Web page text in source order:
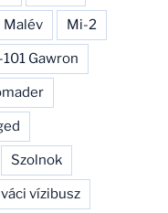
Malév Mi-2
101 Gawron
Szolnok
váci vízibusz